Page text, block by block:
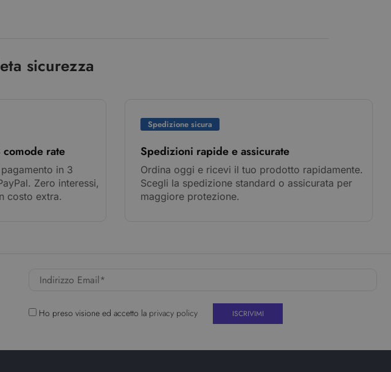
sicurezza
rate
in 3
Zero interessi,
costo extra.
Spedizione sicura
Spedizioni rapide e assicurate
Ordina oggi e ricevi il tuo prodotto rapidamente.
Scegli la spedizione standard o assicurata per
maggiore protezione.
Ho preso visione ed accetto la privacy policy